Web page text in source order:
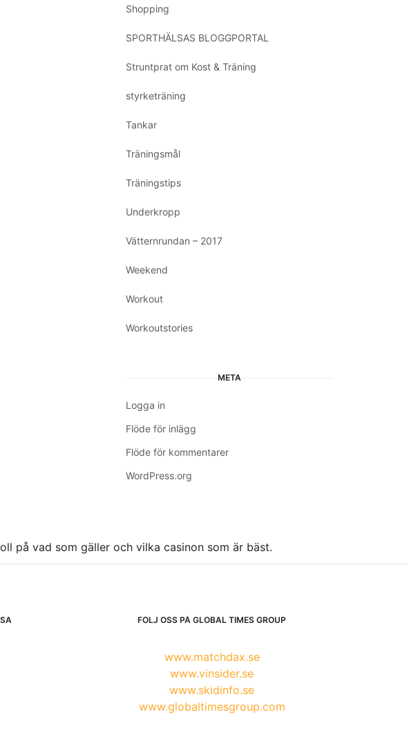
Shopping
SPORTHÄLSAS BLOGGPORTAL
Struntprat om Kost & Träning
styrketräning
Tankar
Träningsmål
Träningstips
Underkropp
Vätternrundan – 2017
Weekend
Workout
Workoutstories
META
Logga in
Flöde för inlägg
Flöde för kommentarer
WordPress.org
på vad som gäller och vilka casinon som är bäst.
FÖLJ OSS PÅ GLOBAL TIMES GROUP
www.matchdax.se
www.vinsider.se
www.skidinfo.se
www.globaltimesgroup.com